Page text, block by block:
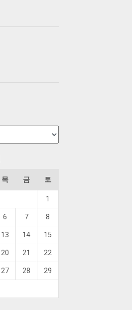
목 금 토
1
6 7 8
13 14 15
20 21 22
27 28 29